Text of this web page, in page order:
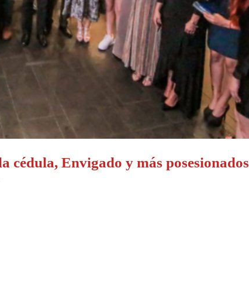
Envigado y más posesionados